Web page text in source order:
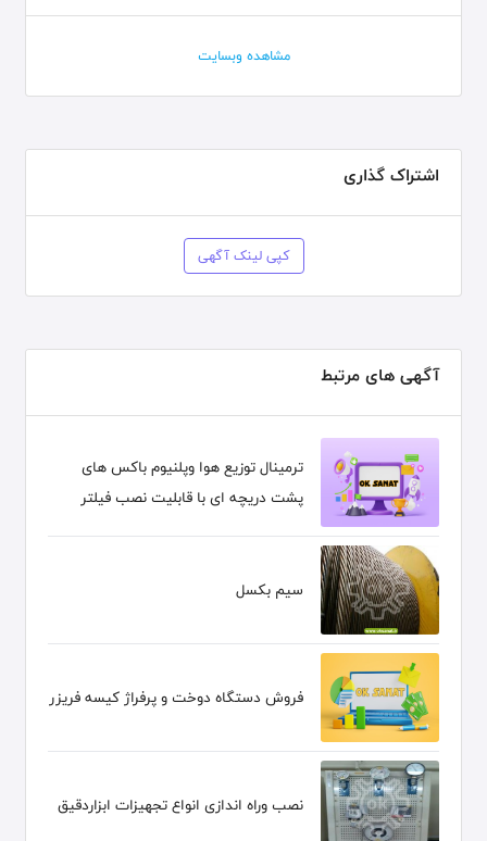
مشاهده وبسایت
اشتراک گذاری
کپی لینک آگهی
آگهی های مرتبط
ترمینال توزیع هوا وپلنیوم باکس های
پشت دریچه ای با قابلیت نصب فیلتر
سیم بکسل
فروش دستگاه دوخت و پرفراژ کیسه فریزر
نصب وراه اندازی انواع تجهیزات ابزاردقیق